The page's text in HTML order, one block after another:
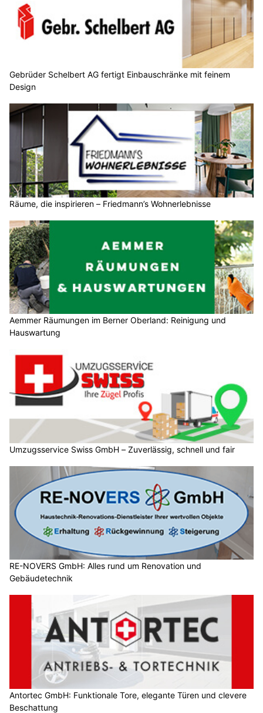
Gebrüder Schelbert AG fertigt Einbauschränke mit feinem
Design
Räume, die inspirieren – Friedmann’s Wohnerlebnisse
Aemmer Räumungen im Berner Oberland: Reinigung und
Hauswartung
Umzugsservice Swiss GmbH – Zuverlässig, schnell und fair
RE-NOVERS GmbH: Alles rund um Renovation und
Gebäudetechnik
Antortec GmbH: Funktionale Tore, elegante Türen und clevere
Beschattung